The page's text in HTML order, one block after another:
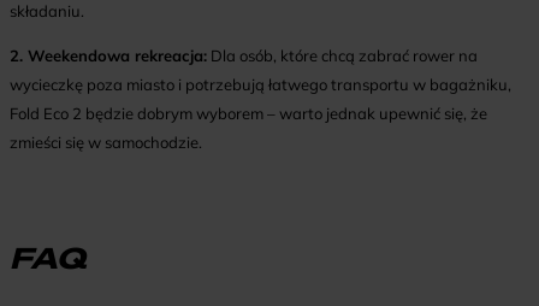
składaniu.
2. Weekendowa rekreacja: Dla osób, które chcą zabrać rower na
wycieczkę poza miasto i potrzebują łatwego transportu w bagażniku,
Fold Eco 2 będzie dobrym wyborem – warto jednak upewnić się, że
zmieści się w samochodzie.
FAQ